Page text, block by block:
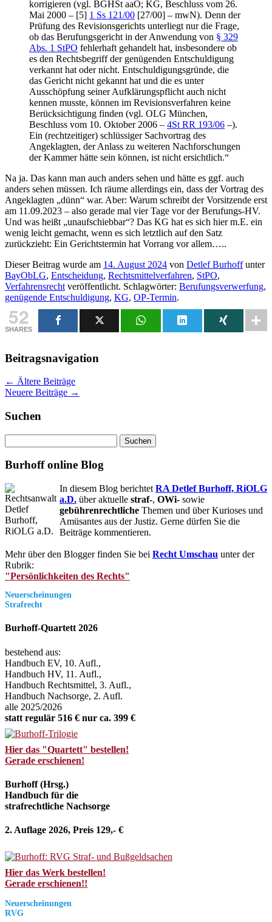
korrigieren (vgl. BGHSt aaO; KG, Beschluss vom 26.
Mai 2000 – [5] 1 Ss 121/00 [27/00] – mwN). Denn der
Prüfung des Revisionsgerichts unterliegt nur die Frage,
ob das Berufungsgericht in der Anwendung von § 329
Abs. 1 StPO fehlerhaft gehandelt hat, insbesondere ob
es den Rechtsbegriff der genügenden Entschuldigung
verkannt hat oder nicht. Entschuldigungsgründe, die
das Gericht nicht gekannt hat und die es unter
Ausschöpfung seiner Aufklärungspflicht auch nicht
kennen musste, können im Revisionsverfahren keine
Berücksichtigung finden (vgl. OLG München,
Beschluss vom 10. Oktober 2006 – 4St RR 193/06 –).
Ein (rechtzeitiger) schlüssiger Sachvortrag des
Angeklagten, der Anlass zu weiteren Nachforschungen
der Kammer hätte sein können, ist nicht ersichtlich.“
Na ja. Das kann man auch anders sehen und hätte es ggf. auch
anders sehen müssen. Ich räume allerdings ein, dass der Vortrag des
Angeklagten „dünn“ war. Aber: Warum schreibt der Vorsitzende erst
am 11.09.2023 – also gerade mal vier Tage vor der Berufungs-HV.
Und was heißt „unaufschiebbar“? Das KG hat es sich hier m.E. ein
wenig leicht gemacht, wenn es sich letztlich auf den Satz
zurückzieht: Ein Gerichtstermin hat Vorrang vor allem…..
Dieser Beitrag wurde am 14. August 2024 von Detlef Burhoffunter
BayObLG, Entscheidung, Rechtsmittelverfahren, StPO,
Verfahrensrecht veröffentlicht. Schlagwörter: Berufungsverwerfung,
genügende Entschuldigung, KG, OP-Termin.
52
SHARES
Beitragsnavigation
← Ältere Beiträge
Neuere Beiträge →
Suchen
nach:
Burhoff online Blog
In diesem Blog berichtet RA Detlef Burhoff, RiOLG
a.D. über aktuelle straf-, OWi- sowie
gebührenrechtliche Themen und über Kurioses und
Amüsantes aus der Justiz. Gerne dürfen Sie die
Beiträge kommentieren.
Mehr über den Blogger finden Sie bei Recht Umschau unter der
Rubrik:
"Persönlichkeiten des Rechts"
Neuerscheinungen
Strafrecht
Burhoff-Quartett 2026
bestehend aus:
Handbuch EV, 10. Aufl.,
Handbuch HV, 11. Aufl.,
Handbuch Rechtsmittel, 3. Aufl.,
Handbuch Nachsorge, 2. Aufl.
alle 2025/2026
statt regulär 516 € nur ca. 399 €
Hier das "Quartett" bestellen!
Gerade erschienen!
Burhoff (Hrsg.)
Handbuch für die
strafrechtliche Nachsorge
2. Auflage 2026, Preis 129,- €
Hier das Werk bestellen!
Gerade erschienen!!
Neuerscheinungen
RVG